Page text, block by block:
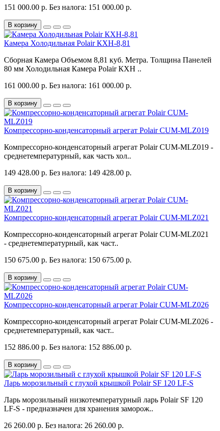
151 000.00 р. Без налога: 151 000.00 р.
В корзину
Камера Холодильная Polair КХН-8,81
Сборная Камера Объемом 8,81 куб. Метра. Толщина Панелей
80 мм Холодильная Камера Polair КХН ..
161 000.00 р. Без налога: 161 000.00 р.
В корзину
Компрессорно-конденсаторный агрегат Polair CUM-MLZ019
Компрессорно-конденсаторный агрегат Polair CUM-MLZ019 -
среднетемпературный, как часть хол..
149 428.00 р. Без налога: 149 428.00 р.
В корзину
Компрессорно-конденсаторный агрегат Polair CUM-MLZ021
Компрессорно-конденсаторный агрегат Polair CUM-MLZ021
- среднетемпературный, как част..
150 675.00 р. Без налога: 150 675.00 р.
В корзину
Компрессорно-конденсаторный агрегат Polair CUM-MLZ026
Компрессорно-конденсаторный агрегат Polair CUM-MLZ026 -
среднетемпературный, как част..
152 886.00 р. Без налога: 152 886.00 р.
В корзину
Ларь морозильный с глухой крышкой Polair SF 120 LF-S
Ларь морозильный низкотемпературный ларь Polair SF 120
LF-S - предназначен для хранения заморож..
26 260.00 р. Без налога: 26 260.00 р.